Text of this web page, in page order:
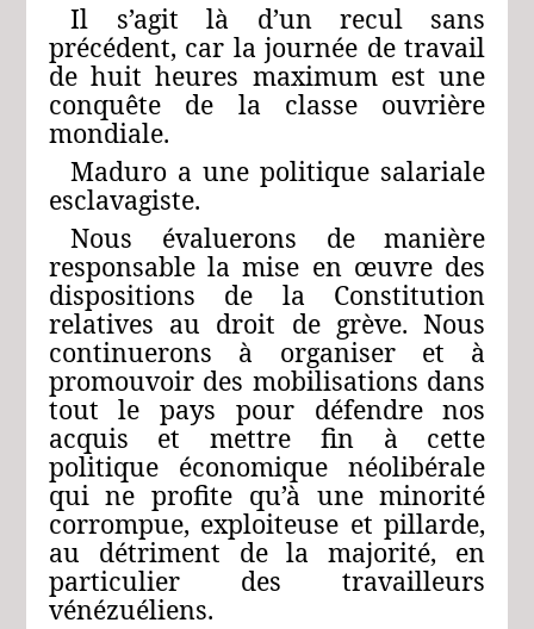
Il s’agit là d’un recul sans
précédent, car la journée de travail
de huit heures maximum est une
conquête de la classe ouvrière
mondiale.
Maduro a une politique salariale
esclavagiste.
Nous évaluerons de manière
responsable la mise en œuvre des
dispositions de la Constitution
relatives au droit de grève. Nous
continuerons à organiser et à
promouvoir des mobilisations dans
tout le pays pour défendre nos
acquis et mettre fin à cette
politique économique néolibérale
qui ne profite qu’à une minorité
corrompue, exploiteuse et pillarde,
au détriment de la majorité, en
particulier des travailleurs
vénézuéliens.